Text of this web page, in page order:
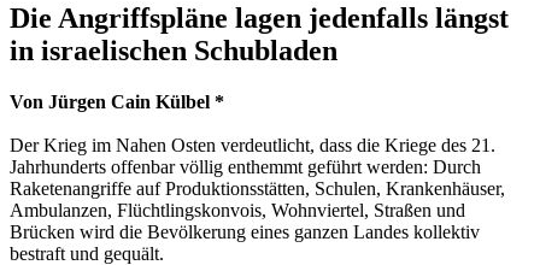
Die Angriffspläne lagen jedenfalls längst
in israelischen Schubladen
Von Jürgen Cain Külbel *
Der Krieg im Nahen Osten verdeutlicht, dass die Kriege des 21.
Jahrhunderts offenbar völlig enthemmt geführt werden: Durch
Raketenangriffe auf Produktionsstätten, Schulen, Krankenhäuser,
Ambulanzen, Flüchtlingskonvois, Wohnviertel, Straßen und
Brücken wird die Bevölkerung eines ganzen Landes kollektiv
bestraft und gequält.